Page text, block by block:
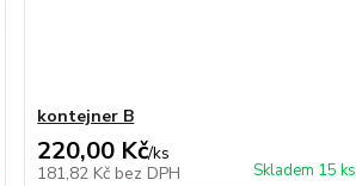
kontejner B
220,00 Kč/ks
181,82 Kč bez DPH Skladem 15 ks